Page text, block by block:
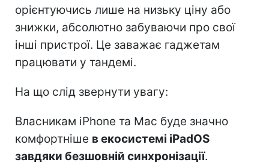
орієнтуючись лише на низьку ціну або
знижки, абсолютно забуваючи про свої
інші пристрої. Це заважає гаджетам
працювати у тандемі.
На що слід звернути увагу:
Власникам iPhone та Mac буде значно
комфортніше в екосистемі iPadOS
завдяки безшовній синхронізації.